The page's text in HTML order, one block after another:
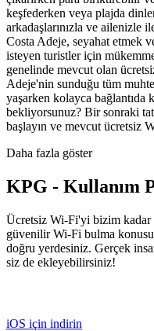
keşfederken veya plajda
arkadaşlarınızla ve
Costa Adeje, seyahat etmek
isteyen turistler için
genelinde mevcut olan
Adeje'nin sunduğu tüm
yaşarken kolayca bağlantıda
bekliyorsunuz? Bir sonraki
başlayın ve mevcut ücretsiz
Daha fazla göster
KPG - Kullanım
Ücretsiz Wi-Fi'yi bizim kadar
güvenilir Wi-Fi bulma
doğru yerdesiniz. Gerçek
siz de ekleyebilirsiniz!
iOS için indirin